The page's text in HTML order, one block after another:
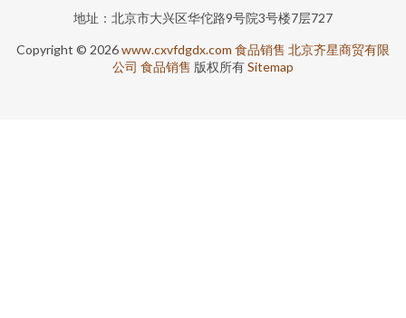
地址：北京市大兴区华佗路9号院3号楼7层727
Copyright © 2026www.cxvfdgdx.com 食品销售 北京齐星商贸有限
公司 食品销售 版权所有Sitemap